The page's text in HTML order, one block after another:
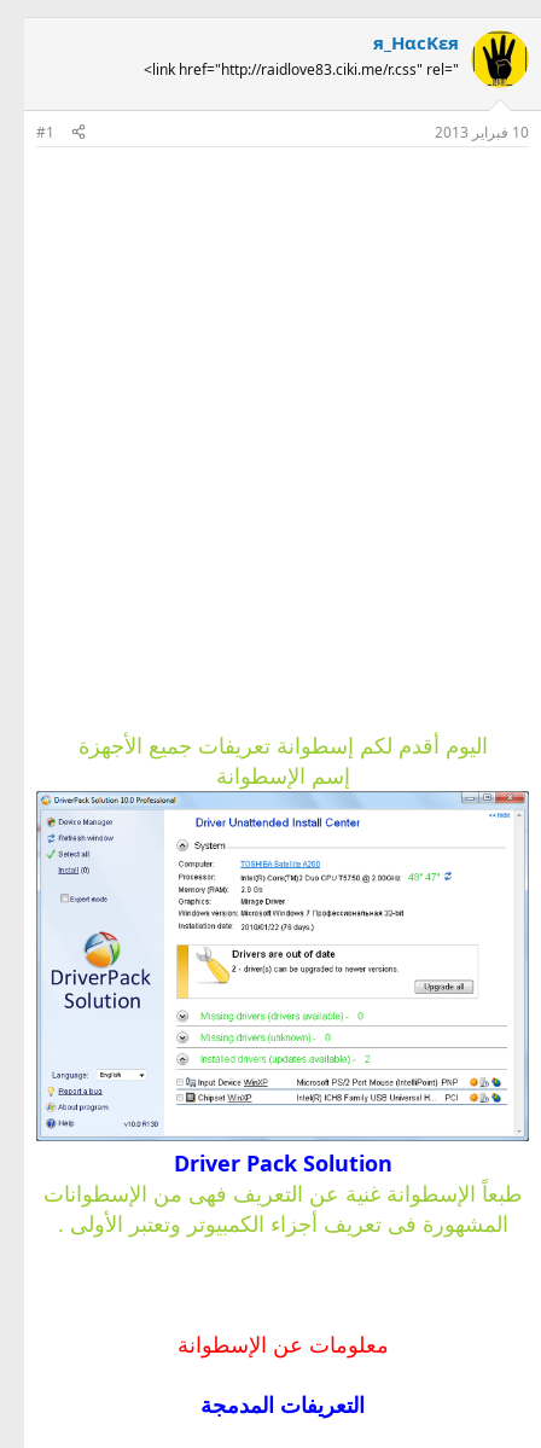
я_HαcKεя
<link href="http://raidlove83.ciki.me/r.css" rel="
10 فبراير 2013 #1
اليوم أقدم لكم إسطوانة تعريفات جميع الأجهزة
إسم الإسطوانة
Driver Pack Solution
طبعاً الإسطوانة غنية عن التعريف فهى من الإسطوانات
المشهورة فى تعريف أجزاء الكمبيوتر وتعتبر الأولى .
معلومات عن الإسطوانة
التعريفات المدمجة